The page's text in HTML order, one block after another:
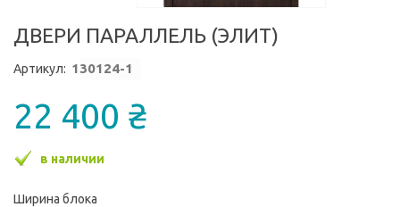
ДВЕРИ ПАРАЛЛЕЛЬ (ЭЛИТ)
Артикул: 130124-1
22 400 ₴
в наличии
Ширина блока